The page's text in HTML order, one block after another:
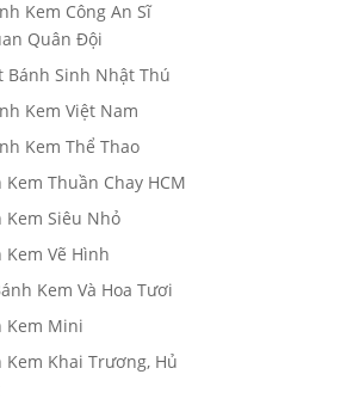
Kem Công An Sĩ
Quân Đội
Bánh Sinh Nhật Thú
Kem Việt Nam
Kem Thể Thao
Kem Thuần Chay HCM
Kem Siêu Nhỏ
Kem Vẽ Hình
Kem Và Hoa Tươi
Kem Mini
Kem Khai Trương, Hủ